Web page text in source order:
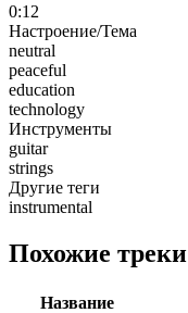
0:12
Настроение/Тема
neutral
peaceful
education
technology
Инструменты
guitar
strings
Другие теги
instrumental
Похожие треки
Название